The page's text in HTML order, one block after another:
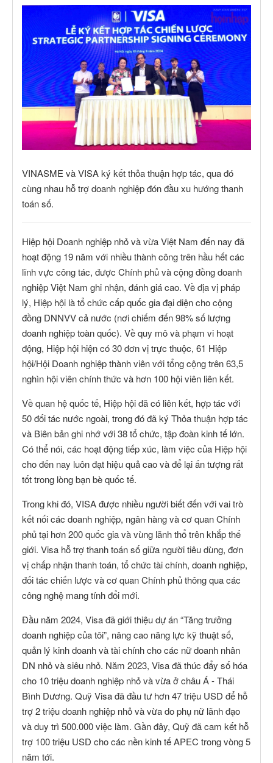
VINASME và VISA ký kết thỏa thuận hợp tác, qua đó
cùng nhau hỗ trợ doanh nghiệp đón đầu xu hướng thanh
toán số.
Hiệp hội Doanh nghiệp nhỏ và vừa Việt Nam đến nay đã
hoạt động 19 năm với nhiều thành công trên hầu hết các
lĩnh vực công tác, được Chính phủ và cộng đồng doanh
nghiệp Việt Nam ghi nhận, đánh giá cao. Về địa vị pháp
lý, Hiệp hội là tổ chức cấp quốc gia đại diện cho cộng
đồng DNNVV cả nước (nơi chiếm đến 98% số lượng
doanh nghiệp toàn quốc). Về quy mô và phạm vi hoạt
động, Hiệp hội hiện có 30 đơn vị trực thuộc, 61 Hiệp
hội/Hội Doanh nghiệp thành viên với tổng cộng trên 63,5
nghìn hội viên chính thức và hơn 100 hội viên liên kết.
Về quan hệ quốc tế, Hiệp hội đã có liên kết, hợp tác với
50 đối tác nước ngoài, trong đó đã ký Thỏa thuận hợp tác
và Biên bản ghi nhớ với 38 tổ chức, tập đoàn kinh tế lớn.
Có thể nói, các hoạt động tiếp xúc, làm việc của Hiệp hội
cho đến nay luôn đạt hiệu quả cao và để lại ấn tượng rất
tốt trong lòng bạn bè quốc tế.
Trong khi đó, VISA được nhiều người biết đến với vai trò
kết nối các doanh nghiệp, ngân hàng và cơ quan Chính
phủ tại hơn 200 quốc gia và vùng lãnh thổ trên khắp thế
giới. Visa hỗ trợ thanh toán số giữa người tiêu dùng, đơn
vị chấp nhận thanh toán, tổ chức tài chính, doanh nghiệp,
đối tác chiến lược và cơ quan Chính phủ thông qua các
công nghệ mang tính đổi mới.
Đầu năm 2024, Visa đã giới thiệu dự án “Tăng trưởng
doanh nghiệp của tôi”, nâng cao năng lực kỹ thuật số,
quản lý kinh doanh và tài chính cho các nữ doanh nhân
DN nhỏ và siêu nhỏ. Năm 2023, Visa đã thúc đẩy số hóa
cho 10 triệu doanh nghiệp nhỏ và vừa ở châu Á - Thái
Bình Dương. Quỹ Visa đã đầu tư hơn 47 triệu USD để hỗ
trợ 2 triệu doanh nghiệp nhỏ và vừa do phụ nữ lãnh đạo
và duy trì 500.000 việc làm. Gần đây, Quỹ đã cam kết hỗ
trợ 100 triệu USD cho các nền kinh tế APEC trong vòng 5
năm tới.